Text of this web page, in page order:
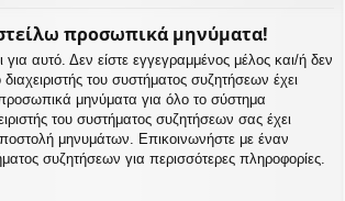
προσωπικά μηνύματα!
για αυτό. Δεν είστε εγγεγραμμένος μέλος και/ή δεν
του συστήματος συζητήσεων έχει
μηνύματα για όλο το σύστημα
του συστήματος συζητήσεων σας έχει
μηνυμάτων. Επικοινωνήστε με έναν
συζητήσεων για περισσότερες πληροφορίες.